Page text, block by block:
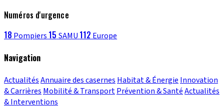
Numéros d'urgence
18 Pompiers 15 SAMU 112 Europe
Navigation
ActualitésAnnuaire des casernes Habitat & Énergie Innovation
& Carrières Mobilité & TransportPrévention & SantéActualités
& Interventions